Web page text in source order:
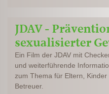
JDAV -
sexualisierter
Ein Film der JDAV mit
und weiterführende
zum Thema für Eltern, Kinder
Betreuer.